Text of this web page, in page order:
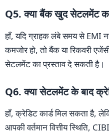
Q5. क्या बैंक खुद सेटलमेंट
हाँ, यदि ग्राहक लंबे समय से EMI
कमजोर हो, तो बैंक या रिकवरी
सेटलमेंट का प्रस्ताव दे सकती है।
Q6. क्या सेटलमेंट के बाद
हाँ, क्रेडिट कार्ड मिल सकता है,
आपकी वर्तमान वित्तीय स्थिति,